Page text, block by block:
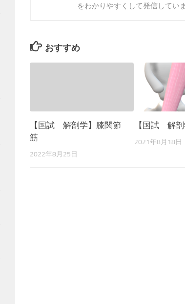
をわかりやすくして発信していま
おすすめ
【国試 解剖学】膝関節
筋
2022年8月25日
【国試 解
2021年8月18日